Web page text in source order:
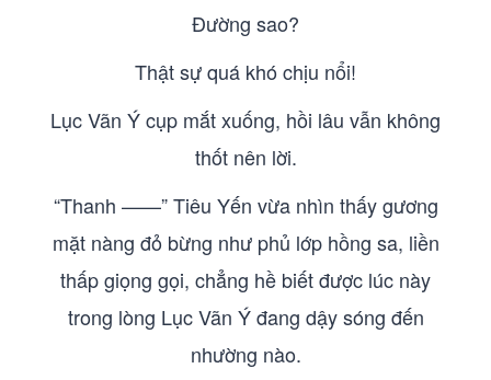
Đường sao?
Thật sự quá khó chịu nổi!
Lục Vãn Ý cụp mắt xuống, hồi lâu vẫn không
thốt nên lời.
“Thanh ——” Tiêu Yến vừa nhìn thấy gương
mặt nàng đỏ bừng như phủ lớp hồng sa, liền
thấp giọng gọi, chẳng hề biết được lúc này
trong lòng Lục Vãn Ý đang dậy sóng đến
nhường nào.